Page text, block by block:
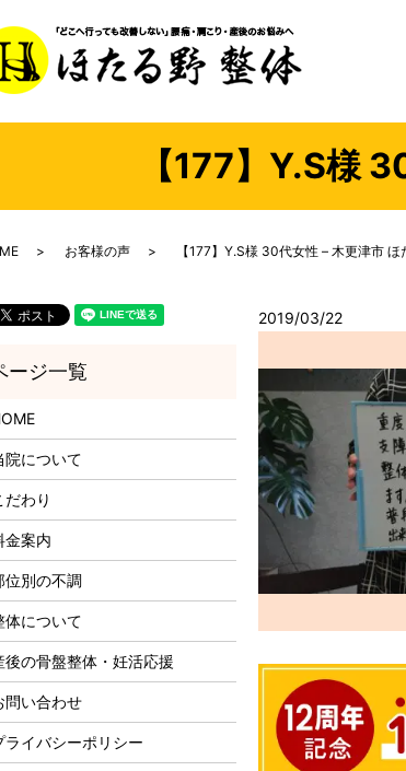
【177】Y.S様
お客様の声 【177】Y.S様 30代女性 – 木更津市
2019/03/22
院について
だわり
金案内
位別の不調
体について
後の骨盤整体・妊活応援
問い合わせ
ライバシーポリシー